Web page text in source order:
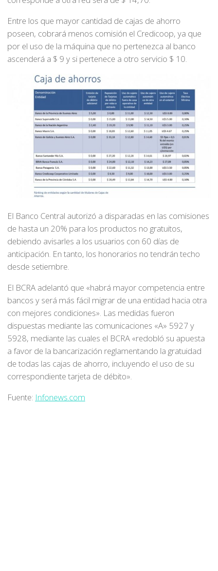
Entre los que mayor cantidad de cajas de ahorro
poseen, cobrará menos comisión el Credicoop, ya que
por el uso de la máquina que no pertenezca al banco
ascenderá a $ 9 y si pertenece a otro servicio $ 10.
El Banco Central autorizó a disparadas en las comisiones
de hasta un 20% para los productos no gratuitos,
debiendo avisarles a los usuarios con 60 días de
anticipación. En tanto, los honorarios no tendrán techo
desde setiembre.
El BCRA adelantó que «habrá mayor competencia entre
bancos y será más fácil migrar de una entidad hacia otra
con mejores condiciones». Las medidas fueron
dispuestas mediante las comunicaciones «A» 5927 y
5928, mediante las cuales el BCRA «redobló su apuesta
a favor de la bancarización reglamentando la gratuidad
de todas las cajas de ahorro, incluyendo el uso de su
correspondiente tarjeta de débito».
Fuente: Infonews.com